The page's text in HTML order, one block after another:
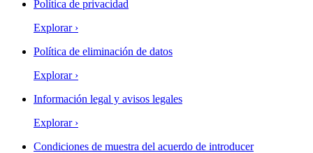
Política de privacidad
Explorar ›
Política de eliminación de datos
Explorar ›
Información legal y avisos legales
Explorar ›
Condiciones de muestra del acuerdo de introducer